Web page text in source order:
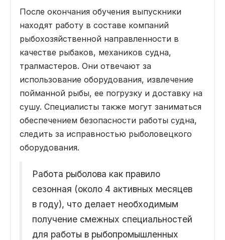
После окончания обучения выпускники
находят работу в составе компаний
рыбохозяйственной направленности в
качестве рыбаков, механиков судна,
тралмастеров. Они отвечают за
использование оборудования, извлечение
пойманной рыбы, ее погрузку и доставку на
сушу. Специалисты также могут заниматься
обеспечением безопасности работы судна,
следить за исправностью рыболовецкого
оборудования.
Работа рыболова как правило
сезонная (около 4 активных месяцев
в году), что делает необходимым
получение смежных специальностей
для работы в рыбопромышленных